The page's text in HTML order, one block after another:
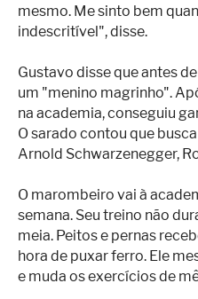
mesmo. Me sinto bem
indescritível", disse.
Gustavo disse que antes
um "menino magrinho".
na academia, conseguiu
O sarado contou que
Arnold Schwarzenegger,
O marombeiro vai à
semana. Seu treino não
meia. Peitos e pernas
hora de puxar ferro. Ele
e muda os exercícios de